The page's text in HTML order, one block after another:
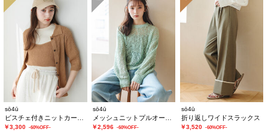
sō4ū
￥3,300 -60%OFF-
sō4ū
￥2,596 -60%OFF-
sō4ū
折り返しワイドスラックス
￥3,520 -60%OFF-